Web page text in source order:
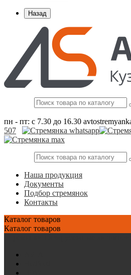
Назад
пн - пт: с 7.30 до 16.30
507
Наша продукция
Документы
Подбор стремянок
Контакты
Каталог товаров
Каталог товаров